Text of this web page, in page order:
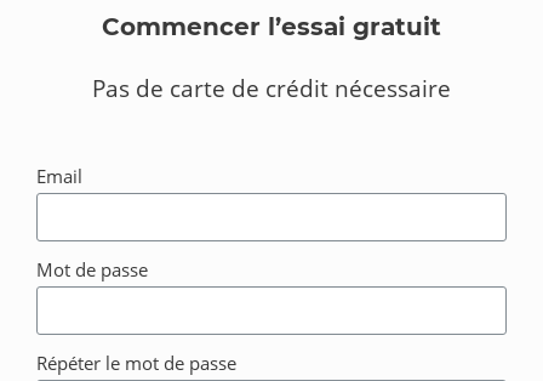
Commencer l’essai gratuit
Pas de carte de crédit nécessaire
Email
Mot de passe
Répéter le mot de passe